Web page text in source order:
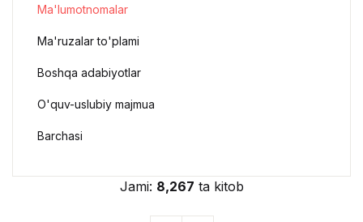
Jami: 8,267 ta kitob
Ma'lumotnomalar
Ma'ruzalar to'plami
Boshqa adabiyotlar
O'quv-uslubiy majmua
Barchasi